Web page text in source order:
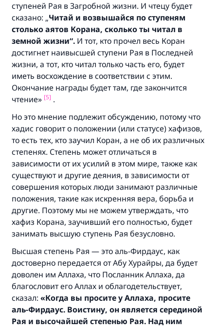
ступеней Рая в Загробной жизни. И чтецу будет
сказано: „Читай и возвышайся по ступеням
столько аятов Корана, сколько ты читал в
земной жизни“. И тот, кто прочел весь Коран
достигнет наивысшей ступени Рая в Последней
жизни, а тот, кто читал только часть его, будет
иметь восхождение в соответствии с этим.
Окончание награды будет там, где закончится
чтение» [5] .
Но это мнение подлежит обсуждению, потому что
хадис говорит о положении (или статусе) хафизов,
то есть тех, кто заучил Коран, а не об их различных
степенях. Степень может отличаться в
зависимости от их усилий в этом мире, также как
существуют и другие деяния, в зависимости от
совершения которых люди занимают различные
положения, такие как искренняя вера, борьба и
другие. Поэтому мы не можем утверждать, что
хафиз Корана, заучивший его полностью, будет
занимать высшую ступень Рая безусловно.
Высшая степень Рая — это аль-Фирдаус, как
достоверно передается от Абу Хурайры, да будет
доволен им Аллаха, что Посланник Аллаха, да
благословит его Аллах и облагодетельствует,
сказал: «Когда вы просите у Аллаха, просите
аль-Фирдаус. Воистину, он является серединой
Рая и высочайшей степенью Рая. Над ним